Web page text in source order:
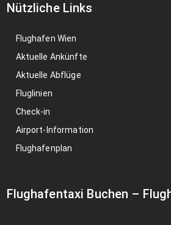
Nützliche Links
Flughafen Wien
Aktuelle Ankünfte
Aktuelle Abflüge
Fluglinien
Check-in
Airport-Information
Flughafenplan
Flughafentaxi Buchen –